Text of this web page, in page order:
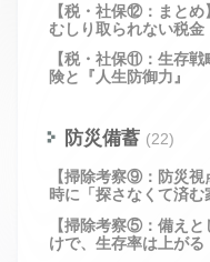
【税・社保⑫：まとめ
むしり取られない税金
【税・社保⑪：生存
険と『人生防御力』
防災備蓄 (22)
【掃除考察⑨：防災
時に「探さなくて済
【掃除考察⑤：備え
けで、生存率は上が